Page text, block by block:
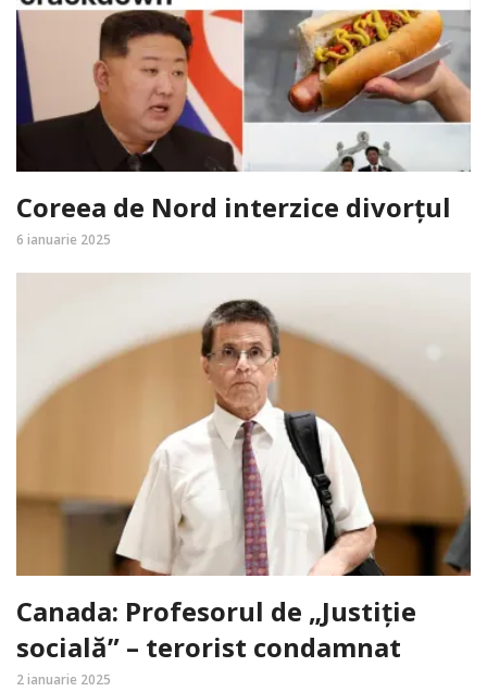
Coreea de Nord interzice divorțul
6 ianuarie 2025
Canada: Profesorul de „Justiție
socială” – terorist condamnat
2 ianuarie 2025